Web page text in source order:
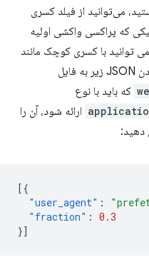
می‌توانید از فیلد کسری
که پراکسی واکشی اولیه
توانید با کسری کوچک مانند
که باید با نوع
MIME ارائه شود، آن را
[{
"user_agent" :
"fraction" : 0.3
}]